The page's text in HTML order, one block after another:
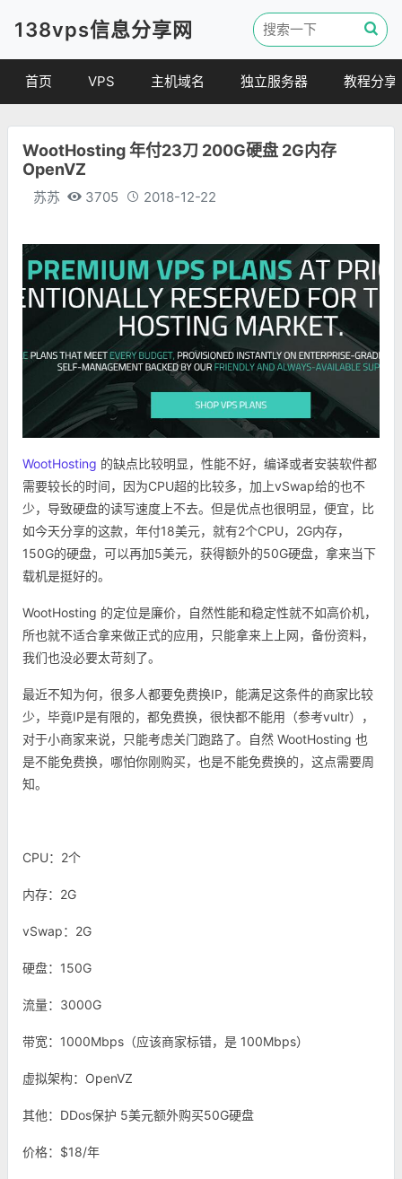
138vps信息分享网
首页 VPS
便宜VPS
主机域名
虚拟主机
独立服务器 教程分享
建站教程
WootHosting 年付23刀 200G硬盘 2G内存
OpenVZ
苏苏 3705 2018-12-22
WootHosting 的缺点比较明显，性能不好，编译或者安装软件都
需要较长的时间，因为CPU超的比较多，加上vSwap给的也不
少，导致硬盘的读写速度上不去。但是优点也很明显，便宜，比
如今天分享的这款，年付18美元，就有2个CPU，2G内存，
150G的硬盘，可以再加5美元，获得额外的50G硬盘，拿来当下
载机是挺好的。
WootHosting 的定位是廉价，自然性能和稳定性就不如高价机，
所也就不适合拿来做正式的应用，只能拿来上上网，备份资料，
我们也没必要太苛刻了。
最近不知为何，很多人都要免费换IP，能满足这条件的商家比较
少，毕竟IP是有限的，都免费换，很快都不能用（参考vultr），
对于小商家来说，只能考虑关门跑路了。自然 WootHosting 也
是不能免费换，哪怕你刚购买，也是不能免费换的，这点需要周
知。
CPU：2个
内存：2G
vSwap：2G
硬盘：150G
流量：3000G
带宽：1000Mbps（应该商家标错，是 100Mbps）
虚拟架构：OpenVZ
其他：DDos保护 5美元额外购买50G硬盘
价格：$18/年